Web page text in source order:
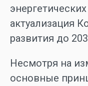
актуализация
развития до
Несмотря на
основные